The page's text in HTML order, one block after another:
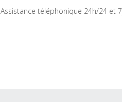
Assistance téléphonique 24h/24 et